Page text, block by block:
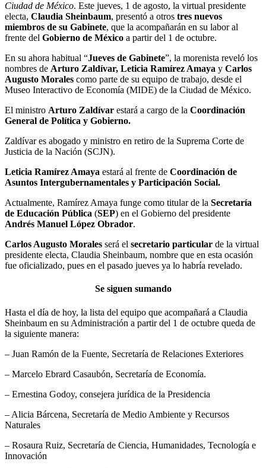
Ciudad de México. Este jueves, 1 de agosto, la virtual presidente
electa, Claudia Sheinbaum, presentó a otros tres nuevos
miembros de su Gabinete, que la acompañarán en su labor al
frente del Gobierno de México a partir del 1 de octubre.
En su ahora habitual “Jueves de Gabinete”, la morenista reveló los
nombres de Arturo Zaldívar, Leticia Ramírez Amaya y Carlos
Augusto Morales como parte de su equipo de trabajo, desde el
Museo Interactivo de Economía (MIDE) de la Ciudad de México.
El ministro Arturo Zaldívar estará a cargo de la Coordinación
General de Política y Gobierno.
Zaldívar es abogado y ministro en retiro de la Suprema Corte de
Justicia de la Nación (SCJN).
Leticia Ramírez Amaya estará al frente de Coordinación de
Asuntos Intergubernamentales y Participación Social.
Actualmente, Ramírez Amaya funge como titular de la Secretaría
de Educación Pública (SEP) en el Gobierno del presidente
Andrés Manuel López Obrador.
Carlos Augusto Morales será el secretario particular de la virtual
presidente electa, Claudia Sheinbaum, nombre que en esta ocasión
fue oficializado, pues en el pasado jueves ya lo habría revelado.
Se siguen sumando
Hasta el día de hoy, la lista del equipo que acompañará a Claudia
Sheinbaum en su Administración a partir del 1 de octubre queda de
la siguiente manera:
– Juan Ramón de la Fuente, Secretaría de Relaciones Exteriores
– Marcelo Ebrard Casaubón, Secretaría de Economía.
– Ernestina Godoy, consejera jurídica de la Presidencia
– Alicia Bárcena, Secretaría de Medio Ambiente y Recursos
Naturales
– Rosaura Ruiz, Secretaría de Ciencia, Humanidades, Tecnología e
Innovación